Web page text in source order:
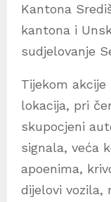
Kantona
kantona i
sudjelovanje
Tijekom
lokacija, pri
skupocjeni
signala, veća
apoenima,
dijelovi vozila,